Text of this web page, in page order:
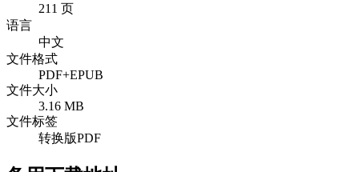
211 页
语言
中文
文件格式
PDF+EPUB
文件大小
3.16 MB
文件标签
转换版PDF